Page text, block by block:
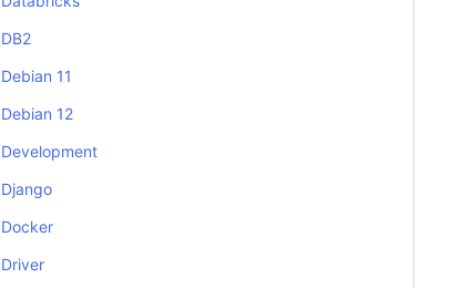
DB2
Debian 11
Debian 12
Development
Django
Docker
Driver